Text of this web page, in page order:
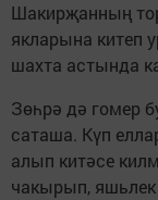
Шакирҗанның
якларына китеп
шахта астында
Зөһрә дә гомер
саташа. Күп
алып китәсе
чакырып, яшьлек